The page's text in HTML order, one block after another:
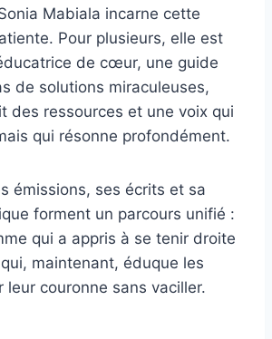
Mabiala incarne cette
Pour plusieurs, elle est
de cœur, une guide
de solutions miraculeuses,
des ressources et une voix qui
qui résonne profondément.
émissions, ses écrits et sa
forment un parcours unifié :
qui a appris à se tenir droite
maintenant, éduque les
leur couronne sans vaciller.